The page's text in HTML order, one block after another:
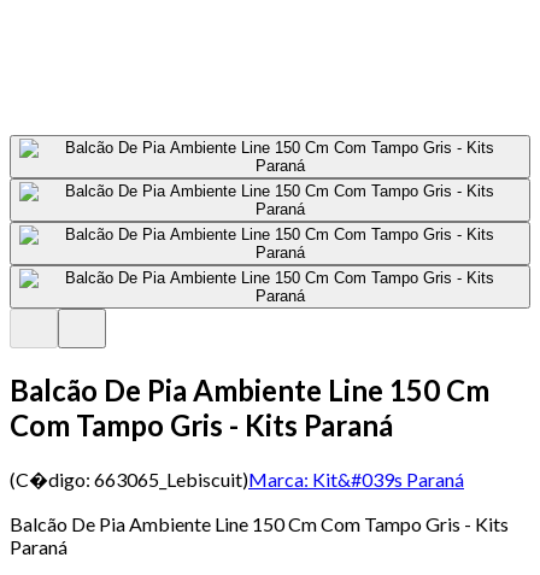
Balcão De Pia Ambiente Line 150 Cm
Com Tampo Gris - Kits Paraná
(C�digo: 663065_Lebiscuit)Marca: Kit&#039s Paraná
Balcão De Pia Ambiente Line 150 Cm Com Tampo Gris - Kits
Paraná